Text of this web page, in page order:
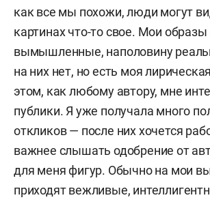
как все мы похожи, люди могут
картинах что-то свое. Мои
вымышленные, наполовину
на них нет, но есть моя
этом, как любому автору, мне
публики. Я уже получала много
откликов — после них хочется
важнее слышать одобрение от
для меня фигур. Обычно на мои
приходят вежливые,